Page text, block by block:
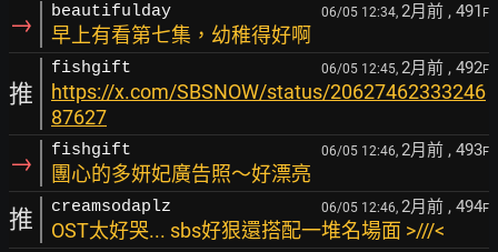
→ beautifulday 06/05 12:34, 2月前 , 491 F
早上有看第七集，幼稚得好啊
推
fishgift 06/05 12:45, 2月前 , 492F
https://x.com/SBSNOW/status/20627462333246
87627
→ fishgift 06/05 12:46, 2月前 , 493F
團心的多妍妃廣告照～好漂亮
推 creamsodaplz 06/05 12:46, 2月前 , 494F
OST太好哭... sbs好狠還搭配一堆名場面 >///<